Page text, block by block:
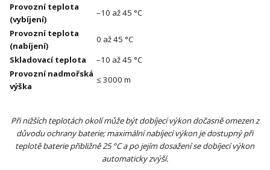
Provozní teplota
(vybíjení)
–10 až 45 °C
Provozní teplota
(nabíjení)
0 až 45 °C
Skladovací teplota
–10 až 45 °C
Provozní nadmořská
výška
≤ 3000 m
Při nižších teplotách okolí může být dobíjecí výkon dočasně omezen z
důvodu ochrany baterie; maximální nabíjecí výkon je dostupný při
teplotě baterie přibližně 25 °C a po jejím dosažení se dobíjecí výkon
automaticky zvýší.